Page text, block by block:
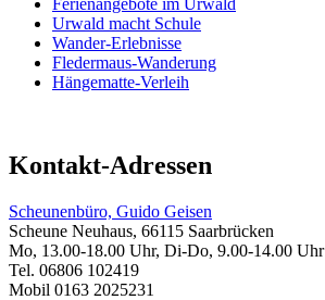
Urwald macht Schule
Wander-Erlebnisse
Fledermaus-Wanderung
Hängematte-Verleih
Kontakt-Adressen
Scheunenbüro, Guido Geisen
Scheune Neuhaus, 66115 Saarbrücken
Mo, 13.00-18.00 Uhr, Di-Do, 9.00-14.00 Uhr
Tel. 06806 102419
Mobil 0163 2025231